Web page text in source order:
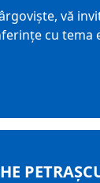
vă
cu tema